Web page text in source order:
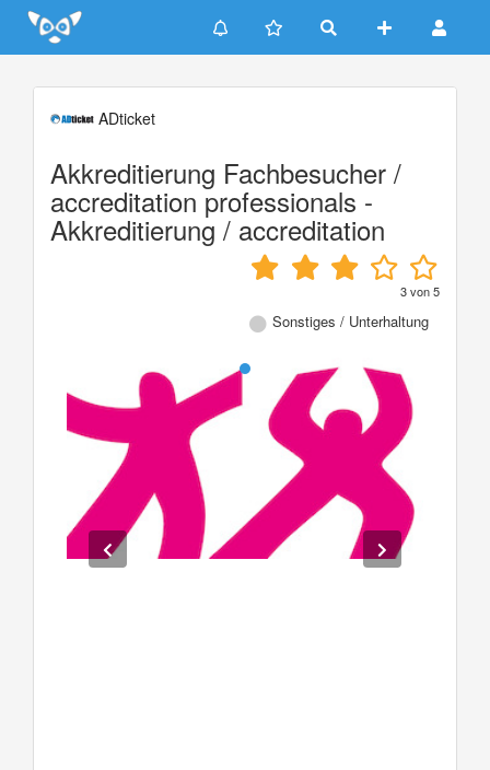
Update cookies preferences
ADticket
Akkreditierung Fachbesucher /
accreditation professionals -
Akkreditierung / accreditation
3von5
Sonstiges / Unterhaltung